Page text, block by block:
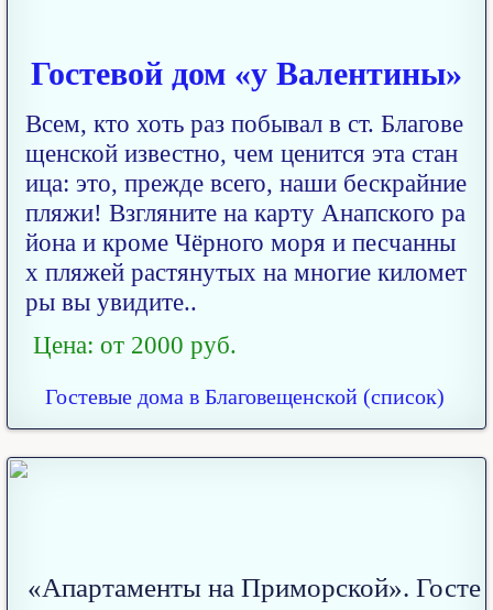
Гостевой дом «у Валентины»
Всем, кто хоть раз побывал в ст. Благове
щенской известно, чем ценится эта стан
ица: это, прежде всего, наши бескрайние
пляжи! Взгляните на карту Анапского ра
йона и кроме Чёрного моря и песчанны
х пляжей растянутых на многие километ
ры вы увидите..
Цена: от 2000 руб.
Гостевые дома в Благовещенской (список)